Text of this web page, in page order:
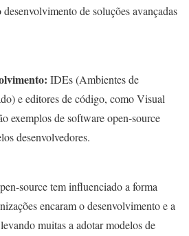
de soluções avançadas
IDEs (Ambientes de
e editores de código, como Visual
exemplos de software open-source
desenvolvedores.
source tem influenciado a forma
encaram o desenvolvimento e a
muitas a adotar modelos de